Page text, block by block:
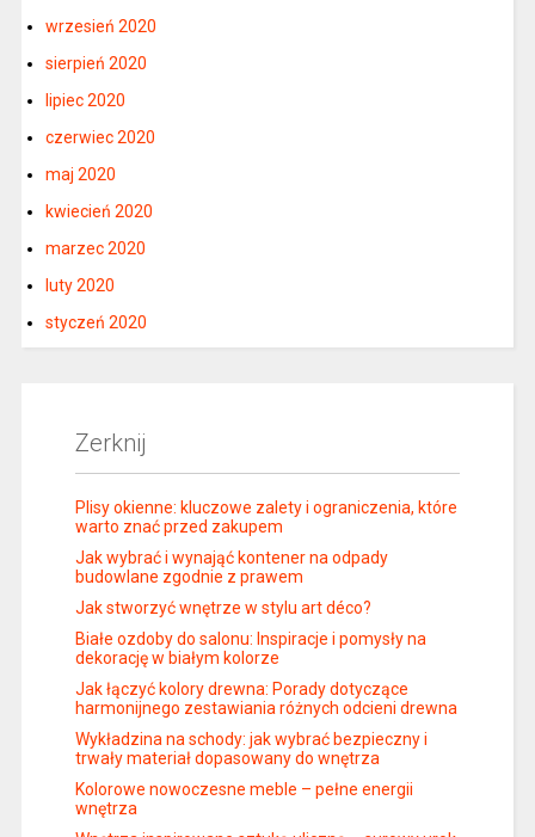
wrzesień 2020
sierpień 2020
lipiec 2020
czerwiec 2020
maj 2020
kwiecień 2020
marzec 2020
luty 2020
styczeń 2020
Zerknij
Plisy okienne: kluczowe zalety i ograniczenia, które
warto znać przed zakupem
Jak wybrać i wynająć kontener na odpady
budowlane zgodnie z prawem
Jak stworzyć wnętrze w stylu art déco?
Białe ozdoby do salonu: Inspiracje i pomysły na
dekorację w białym kolorze
Jak łączyć kolory drewna: Porady dotyczące
harmonijnego zestawiania różnych odcieni drewna
Wykładzina na schody: jak wybrać bezpieczny i
trwały materiał dopasowany do wnętrza
Kolorowe nowoczesne meble – pełne energii
wnętrza